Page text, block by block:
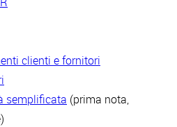
clienti e fornitori
semplificata (prima nota,